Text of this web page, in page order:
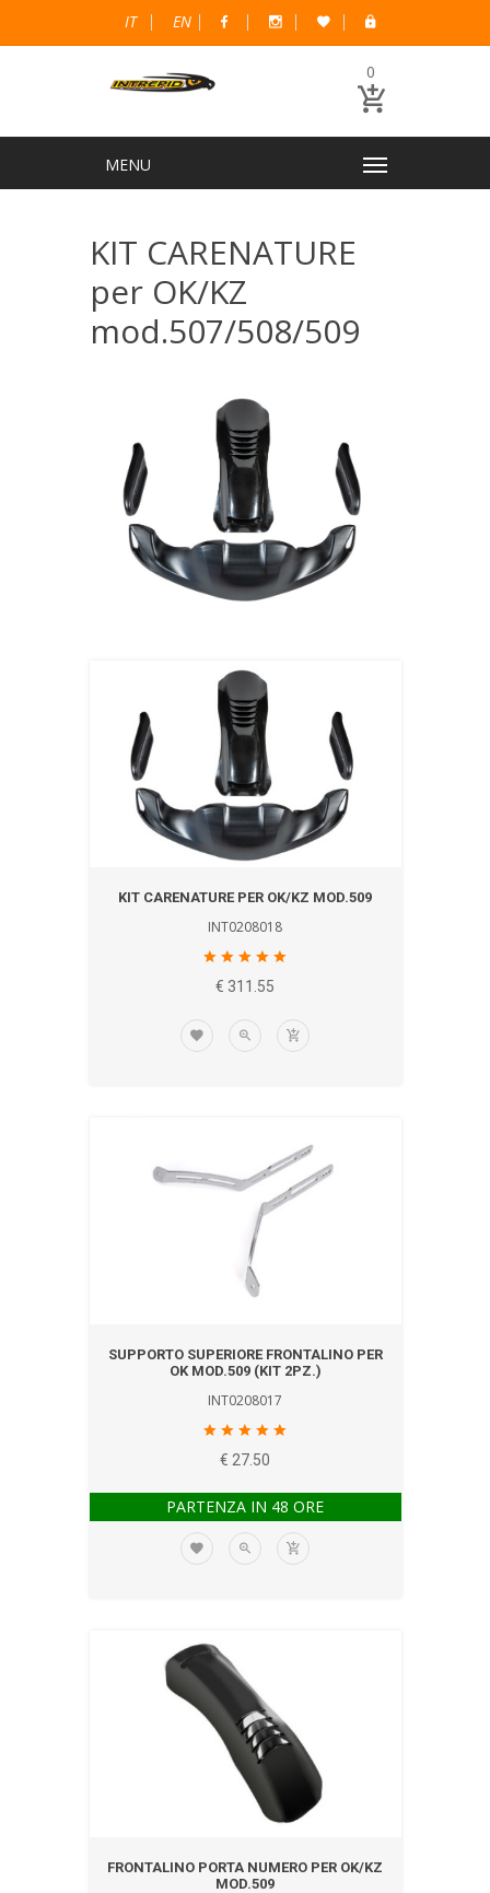
IT EN
0
KIT CARENATURE
per OK/KZ
mod.507/508/509
KIT CARENATURE PER OK/KZ MOD.509
INT0208018
€ 311.55
SUPPORTO SUPERIORE FRONTALINO PER
OK MOD.509 (KIT 2PZ.)
INT0208017
€ 27.50
PARTENZA IN 48 ORE
FRONTALINO PORTA NUMERO PER OK/KZ
MOD.509